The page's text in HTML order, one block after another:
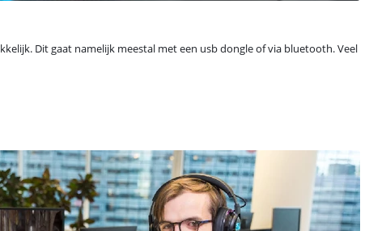
Dit gaat namelijk meestal met een usb dongle of via bluetooth. Veel